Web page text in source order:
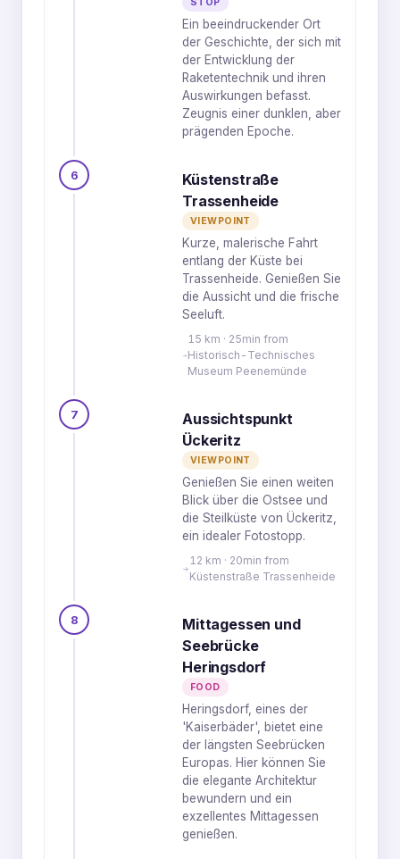
Ein beeindruckender Ort
der Geschichte, der sich mit
der Entwicklung der
Raketentechnik und ihren
Auswirkungen befasst.
Zeugnis einer dunklen, aber
prägenden Epoche.
6
Küstenstraße
Trassenheide
VIEWPOINT
Kurze, malerische Fahrt
entlang der Küste bei
Trassenheide. Genießen Sie
die Aussicht und die frische
Seeluft.
15 km · 25min from
Historisch-Technisches
Museum Peenemünde
7
Aussichtspunkt
Ückeritz
VIEWPOINT
Genießen Sie einen weiten
Blick über die Ostsee und
die Steilküste von Ückeritz,
ein idealer Fotostopp.
12 km · 20min from
Küstenstraße Trassenheide
8
Mittagessen und
Seebrücke
Heringsdorf
FOOD
Heringsdorf, eines der
'Kaiserbäder', bietet eine
der längsten Seebrücken
Europas. Hier können Sie
die elegante Architektur
bewundern und ein
exzellentes Mittagessen
genießen.